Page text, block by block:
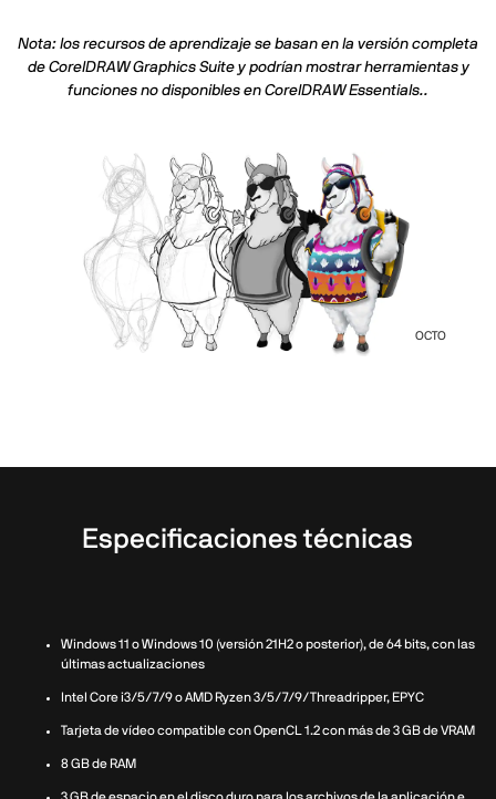
Nota: los recursos de aprendizaje se basan en la versión completa
de CorelDRAW Graphics Suite y podrían mostrar herramientas y
funciones no disponibles en CorelDRAW Essentials..
OCTO
Especificaciones técnicas
Windows 11 o Windows 10 (versión 21H2 o posterior), de 64 bits, con las
últimas actualizaciones
Intel Core i3/5/7/9 o AMD Ryzen 3/5/7/9/Threadripper, EPYC
Tarjeta de vídeo compatible con OpenCL 1.2 con más de 3 GB de VRAM
8 GB de RAM